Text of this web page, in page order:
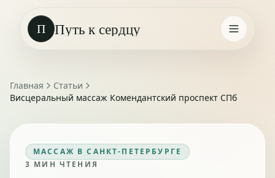
П Путь к сердцу
Главная
Статьи
Висцеральный массаж Комендантский проспект СПб
МАССАЖ В САНКТ-ПЕТЕРБУРГЕ
3 МИН ЧТЕНИЯ